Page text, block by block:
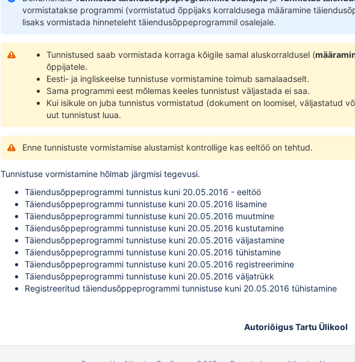
vormistatakse programmi (vormistatud õppijaks korraldusega määramine
lisaks vormistada hinneteleht täiendusõppeprogrammil osalejale.
Tunnistused saab vormistada korraga kõigile samal aluskorraldusel (
õppijatele.
Eesti- ja ingliskeelse tunnistuse vormistamine toimub samalaadselt.
Sama programmi eest mõlemas keeles tunnistust väljastada ei saa.
Kui isikule on juba tunnistus vormistatud (dokument on loomisel, väljastatud
uut tunnistust luua.
Enne tunnistuste vormistamise alustamist kontrollige kas eeltöö on tehtud.
Tunnistuse vormistamine hõlmab järgmisi tegevusi.
Täiendusõppeprogrammi tunnistus kuni 20.05.2016 - eeltöö
Täiendusõppeprogrammi tunnistuse kuni 20.05.2016 lisamine
Täiendusõppeprogrammi tunnistuse kuni 20.05.2016 muutmine
Täiendusõppeprogrammi tunnistuse kuni 20.05.2016 kustutamine
Täiendusõppeprogrammi tunnistuse kuni 20.05.2016 väljastamine
Täiendusõppeprogrammi tunnistuse kuni 20.05.2016 tühistamine
Täiendusõppeprogrammi tunnistuse kuni 20.05.2016 registreerimine
Täiendusõppeprogrammi tunnistuse kuni 20.05.2016 väljatrükk
Registreeritud täiendusõppeprogrammi tunnistuse kuni 20.05.2016 tühistamine
Autoriõigus Tartu Ülikool